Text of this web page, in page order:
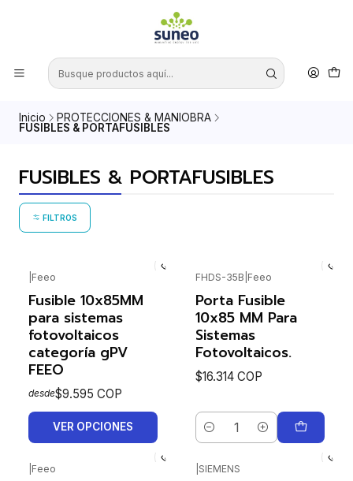
Inicio
PROTECCIONES & MANIOBRA
FUSIBLES & PORTAFUSIBLES
FUSIBLES & PORTAFUSIBLES
FILTROS
Feeo
Fusible 10x85MM
para sistemas
fotovoltaicos
categoría gPV
FEEO
desde$9.595 COP
VER OPCIONES
FHDS-35B Feeo
Porta Fusible
10x85 MM Para
Sistemas
Fotovoltaicos.
$16.314 COP
Cantidad
Feeo SIEMENS